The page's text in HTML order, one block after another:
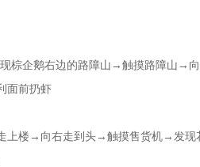
棕企鹅右边的路障山→触摸路障山→
面前扔虾
上楼→向右走到头→触摸售货机→发